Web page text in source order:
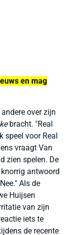
en mag
over zijn
bracht. "Real
speel voor Real
vraagt Van
zien spelen. De
antwoord
Als de
Huijsen
van zijn
iets te
de recente